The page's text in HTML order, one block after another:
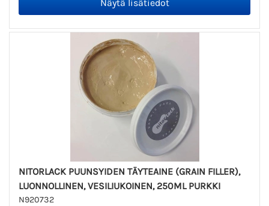
NITORLACK PUUNSYIDEN TÄYTEAINE (GRAIN FILLER),
LUONNOLLINEN, VESILIUKOINEN, 250ML PURKKI
N920732